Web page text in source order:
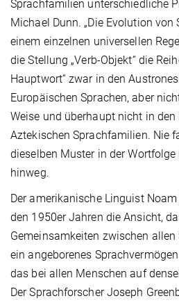
Sprachfamilien unterschiedliche
Michael Dunn. „Die Evolution
einem einzelnen universellen
die Stellung „Verb-Objekt“ die
Hauptwort“ zwar in den
Europäischen Sprachen, aber
Weise und überhaupt nicht in
Aztekischen Sprachfamilien. Nie
dieselben Muster in der
hinweg.
Der amerikanische Linguist
den 1950er Jahren die Ansicht,
Gemeinsamkeiten zwischen
ein angeborenes
das bei allen Menschen auf
Der Sprachforscher Joseph